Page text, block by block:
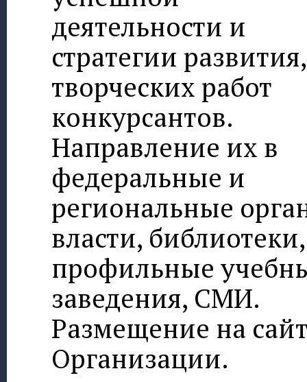
деятельности и
стратегии развития,
творческих работ
конкурсантов.
Направление их в
федеральные и
региональные
власти, библиотеки,
профильные
заведения, СМИ.
Размещение на
Организации.